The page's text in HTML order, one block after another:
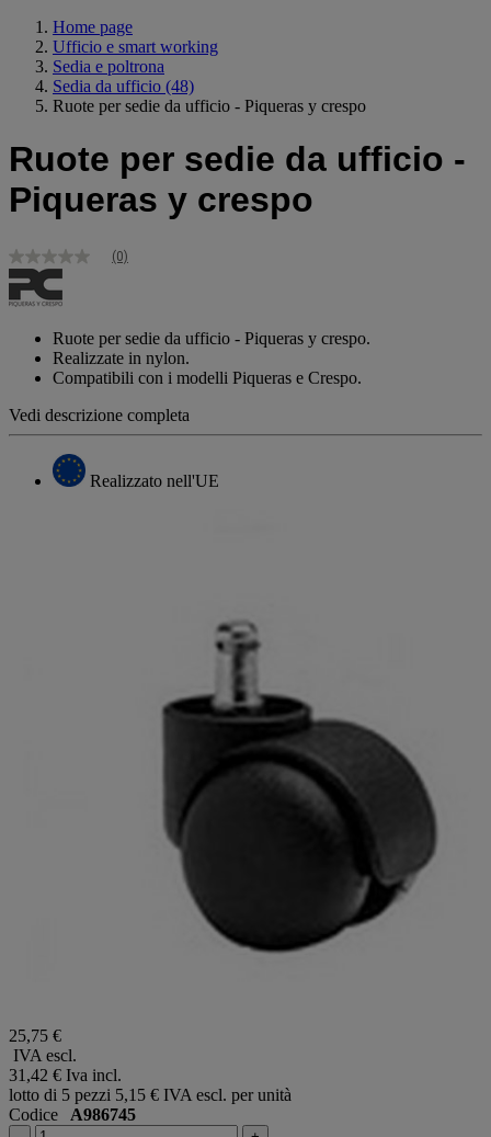
Home page
Ufficio e smart working
Sedia e poltrona
Sedia da ufficio (48)
Ruote per sedie da ufficio - Piqueras y crespo
Ruote per sedie da ufficio -
Piqueras y crespo
Nessuna
valutazione
Stesso
pagina.
(0)
Ruote per sedie da ufficio - Piqueras y crespo.
Realizzate in nylon.
Compatibili con i modelli Piqueras e Crespo.
Vedi descrizione completa
Realizzato nell'UE
25,75 €
IVA escl.
31,42 € Iva incl.
lotto di 5 pezzi 5,15 € IVA escl. per unità
Codice A986745